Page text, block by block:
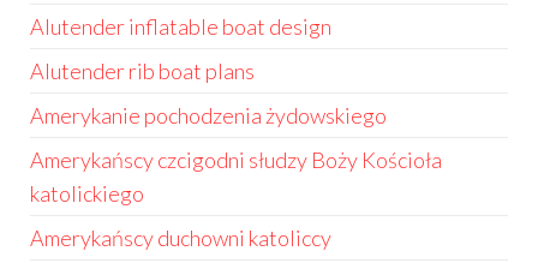
Alutender inflatable boat design
Alutender rib boat plans
Amerykanie pochodzenia żydowskiego
Amerykańscy czcigodni słudzy Boży Kościoła
katolickiego
Amerykańscy duchowni katoliccy